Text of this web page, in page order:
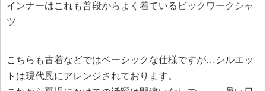
インナーはこれも普段からよく着ている ビックワークシャ
ツ
こちらも古着などではベーシックな仕様ですが…シルエッ
トは現代風にアレンジされております。